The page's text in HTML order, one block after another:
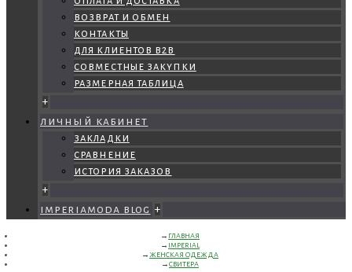
возврат и обмен
контакты
для клиентов b2b
совместные закупки
размерная таблица
+
личный кабинет
закладки
сравнение
история заказов
+
imperiamoda blog +
ГЛАВНАЯ
IMPERIAL
ЖЕНСКАЯ ОДЕЖДА
СВИТЕРА